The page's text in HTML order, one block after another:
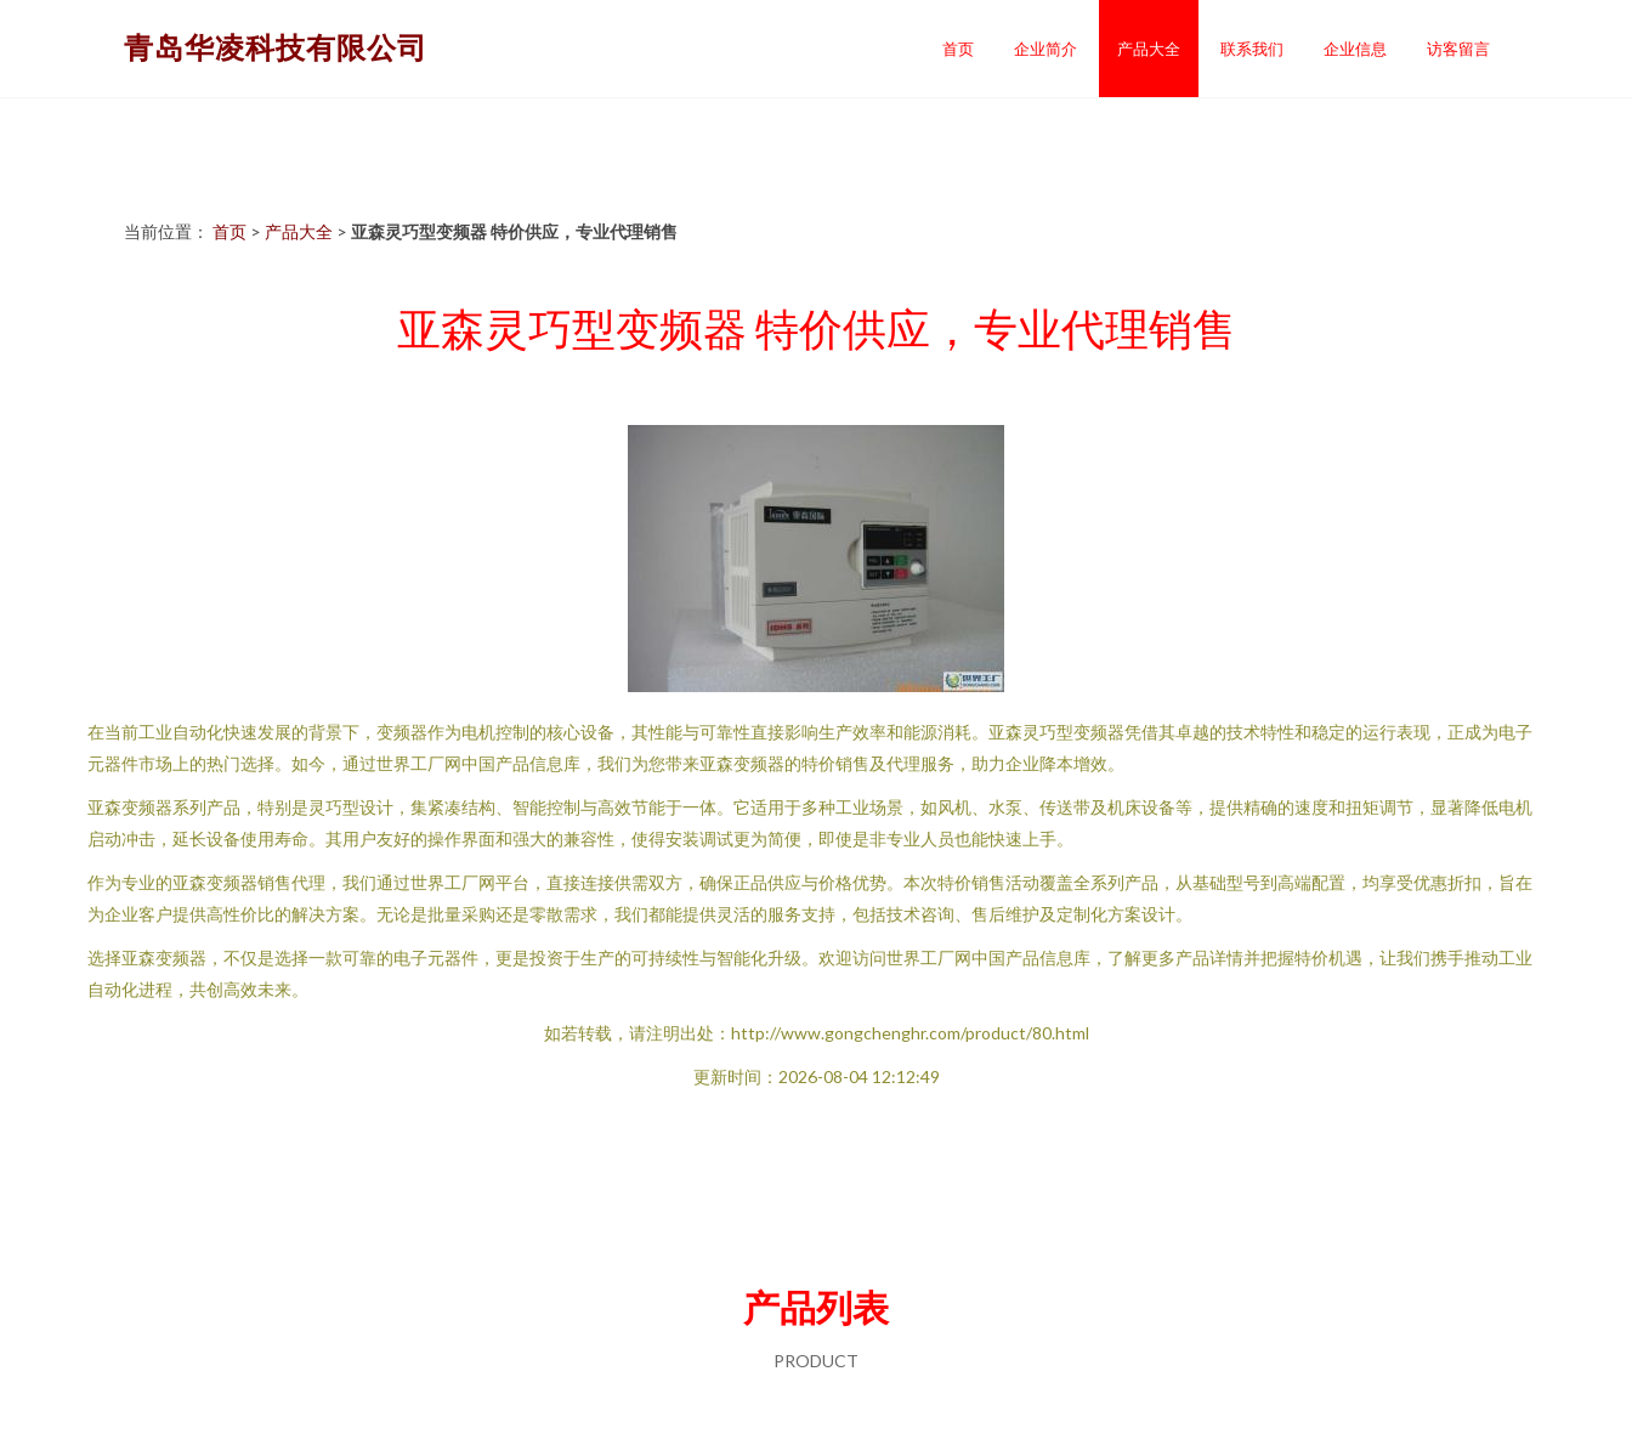
青岛华凌科技有限公司 首页 企业简介 产品大全 联系我们 企业信息 访客留言
当前位置： 首页 > 产品大全 > 亚森灵巧型变频器 特价供应，专业代理销售
亚森灵巧型变频器 特价供应，专业代理销售
在当前工业自动化快速发展的背景下，变频器作为电机控制的核心设备，其性能与可靠性直接影响生产效率和能源消耗。亚森灵巧型变频器凭借其卓越的技术特性和稳定的运行表现，正成为电子
元器件市场上的热门选择。如今，通过世界工厂网中国产品信息库，我们为您带来亚森变频器的特价销售及代理服务，助力企业降本增效。
亚森变频器系列产品，特别是灵巧型设计，集紧凑结构、智能控制与高效节能于一体。它适用于多种工业场景，如风机、水泵、传送带及机床设备等，提供精确的速度和扭矩调节，显著降低电机
启动冲击，延长设备使用寿命。其用户友好的操作界面和强大的兼容性，使得安装调试更为简便，即使是非专业人员也能快速上手。
作为专业的亚森变频器销售代理，我们通过世界工厂网平台，直接连接供需双方，确保正品供应与价格优势。本次特价销售活动覆盖全系列产品，从基础型号到高端配置，均享受优惠折扣，旨在
为企业客户提供高性价比的解决方案。无论是批量采购还是零散需求，我们都能提供灵活的服务支持，包括技术咨询、售后维护及定制化方案设计。
选择亚森变频器，不仅是选择一款可靠的电子元器件，更是投资于生产的可持续性与智能化升级。欢迎访问世界工厂网中国产品信息库，了解更多产品详情并把握特价机遇，让我们携手推动工业
自动化进程，共创高效未来。
如若转载，请注明出处：http://www.gongchenghr.com/product/80.html
更新时间：2026-08-04 12:12:49
产品列表
PRODUCT